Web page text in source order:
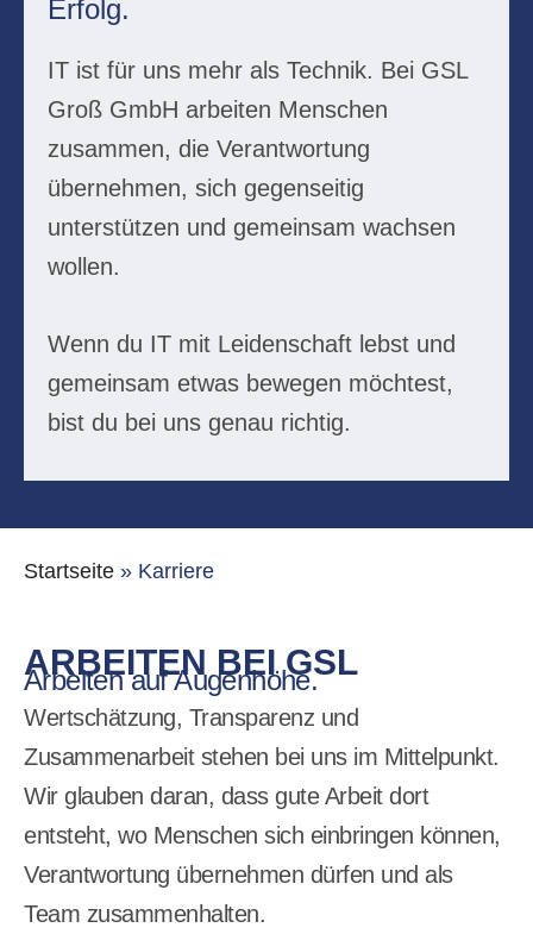
Erfolg.
IT ist für uns mehr als Technik. Bei GSL
Groß GmbH arbeiten Menschen
zusammen, die Verantwortung
übernehmen, sich gegenseitig
unterstützen und gemeinsam wachsen
wollen.
Wenn du IT mit Leidenschaft lebst und
gemeinsam etwas bewegen möchtest,
bist du bei uns genau richtig.
Startseite » Karriere
ARBEITEN BEI GSL
Arbeiten auf Augenhöhe.
Wertschätzung, Transparenz und
Zusammenarbeit stehen bei uns im Mittelpunkt.
Wir glauben daran, dass gute Arbeit dort
entsteht, wo Menschen sich einbringen können,
Verantwortung übernehmen dürfen und als
Team zusammenhalten.